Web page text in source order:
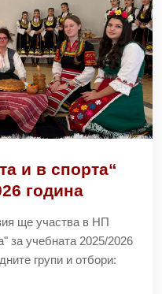
и в спорта“
година
ще участва в НП
за учебната 2025/2026
групи и отбори: